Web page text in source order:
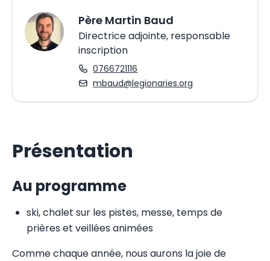
Père Martin Baud
Directrice adjointe, responsable
inscription
0766721116
mbaud@legionaries.org
Présentation
Au programme
ski, chalet sur les pistes, messe, temps de
prières et veillées animées
Comme chaque année, nous aurons la joie de